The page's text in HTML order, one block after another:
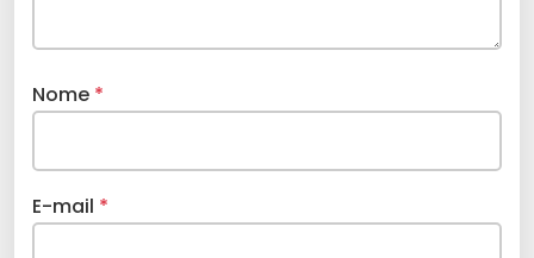
Nome *
E-mail *